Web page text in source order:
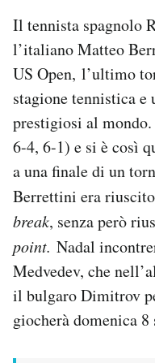
CALENDARIO
AREA PERSONALE
Area Personale
Newsletter
Notifiche mobile
Regala il Post
Hai bisogno di aiuto?
Esci
Il tennista spagnolo
l’italiano Matteo
US Open, l’ultimo
stagione tennistica
prestigiosi al
6-4, 6-1) e si è così
a una finale di un
Berrettini era
break, senza però
point. Nadal
Medvedev, che
il bulgaro Dimitrov
giocherà domenica